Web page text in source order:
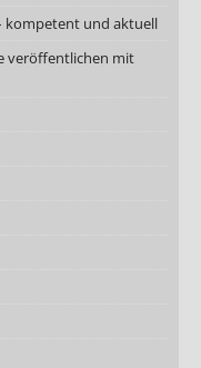
kompetent und aktuell
veröffentlichen mit